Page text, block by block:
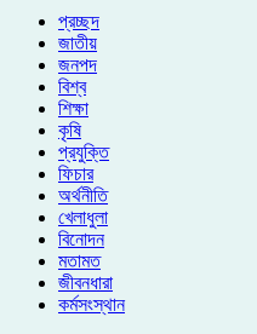
প্রচ্ছদ
জাতীয়
জনপদ
বিশ্ব
শিক্ষা
কৃষি
প্রযুক্তি
ফিচার
অর্থনীতি
খেলাধুলা
বিনোদন
মতামত
জীবনধারা
কর্মসংস্থান